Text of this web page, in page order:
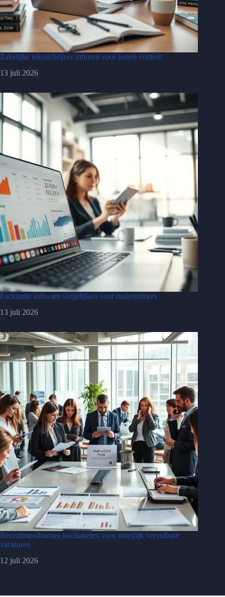
Zakelijke tekstschrijver inhuren voor betere content
13 juli 2026
Facturatie software vergelijken voor ondernemers
13 juli 2026
Recruitmentbureau inschakelen voor moeilijk vervulbare
vacatures
12 juli 2026